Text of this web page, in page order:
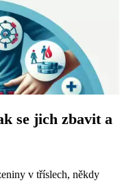
se jich zbavit a
v tříslech, někdy